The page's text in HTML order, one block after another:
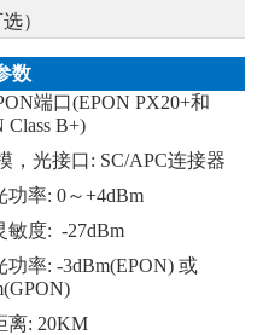
）
数
端口(EPON PX20+和
Class B+)
，光接口: SC/APC连接器
功率: 0～+4dBm
敏度: -27dBm
功率: -3dBm(EPON) 或
离: 20KM